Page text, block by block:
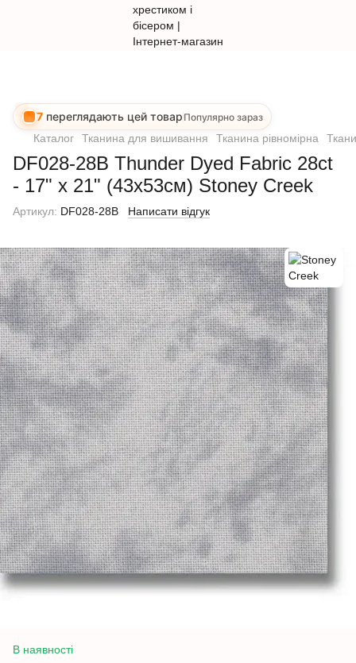
7 переглядають цей товар Популярно зараз
Каталог Тканина для вишивання Тканина рівномірна
DF028-28B Thunder Dyed Fabric 28ct
- 17" x 21" (43х53см) Stoney Creek
Артикул: DF028-28B Написати відгук
В наявності